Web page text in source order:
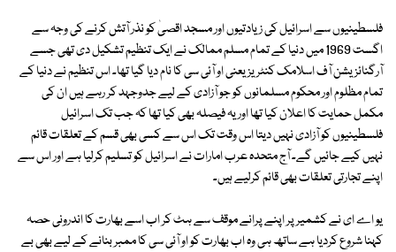
فلسطینیوں سے اسرائیل کی زیادتیوں اور مسجد اقصیٰ کو نذر آتش کرنے کی وجہ سے
اگست 1969 میں دنیا کے تمام مسلم ممالک نے ایک تنظیم تشکیل دی تھی جسے
آرگنائزیشن آف اسلامک کنٹریز یعنی او آئی سی کا نام دیا گیا تھا۔ اس تنظیم نے دنیا کے
تمام مظلوم اور محکوم مسلمانوں کو جو آزادی کے لیے جدوجہد کر رہے ہیں ان کی
مکمل حمایت کا اعلان کیا تھا اور یہ فیصلہ بھی کیا تھا کہ جب تک اسرائیل
فلسطینیوں کو آزادی نہیں دیتا اس وقت تک اس سے کسی بھی قسم کے تعلقات قائم
نہیں کیے جائیں گے۔ آج متحدہ عرب امارات نے اسرائیل کو تسلیم کرلیا ہے اور اس سے
اپنے تجارتی تعلقات بھی قائم کرلیے ہیں۔
یو اے ای نے کشمیر پر اپنے پرانے موقف سے ہٹ کر اب اسے بھارت کا اندرونی حصہ
کہنا شروع کردیا ہے ساتھ ہی وہ اب بھارت کو او آئی سی کا ممبر بنانے کے لیے بھی بے